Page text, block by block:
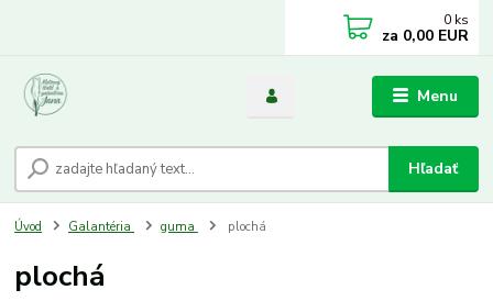
Menu
Hľadať
0 ks
za 0,00 EUR
Úvod Galantéria guma plochá
plochá